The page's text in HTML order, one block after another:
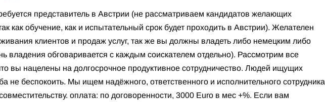
представитель в Австрии (не рассматриваем кандидатов желающих
как обучение, как и испытательный срок будет проходить в Австрии). Желателен
клиентов и продаж услуг, так же вы должны владеть либо немецким либо
владения обговаривается с каждым соискателем отдельно). Рассмотрим все
вы нацелены на долгосрочное продуктивное сотрудничество. Людей ищущих
не беспокоить. Мы ищем надёжного, ответственного и исполнительного сотрудника
оплата: по договоренности, 3000 Euro в мес +%. Если вам